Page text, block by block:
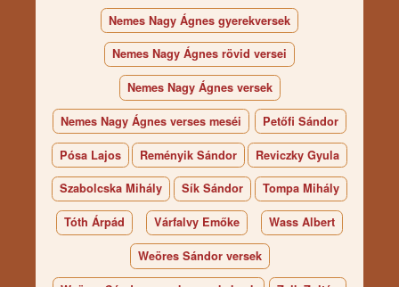
Nemes Nagy Ágnes gyerekversek
Nemes Nagy Ágnes rövid versei
Nemes Nagy Ágnes versek
Nemes Nagy Ágnes verses meséi Petőfi Sándor
Pósa Lajos Reményik Sándor Reviczky Gyula
Szabolcska Mihály Sík Sándor Tompa Mihály
Tóth Árpád Várfalvy Emőke Wass Albert
Weöres Sándor versek